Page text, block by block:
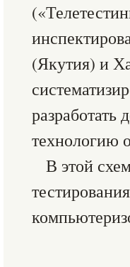
(Якутия) и
технологию
В этой